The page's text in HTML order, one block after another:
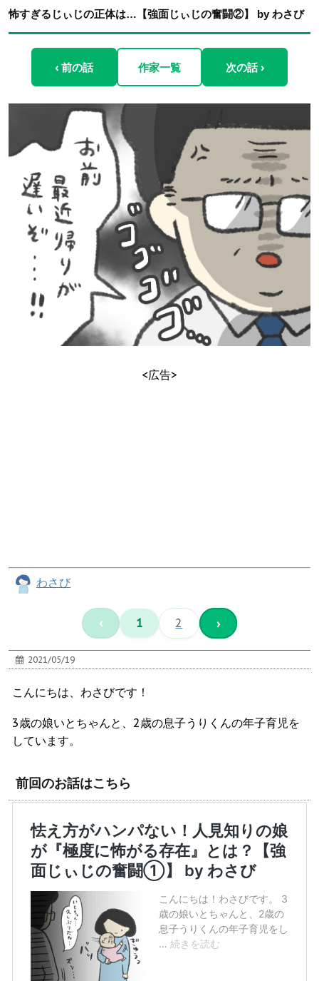
怖すぎるじぃじの正体は…【強面じぃじの奮闘②】 by わさび
‹ 前の話 作家一覧 次の話 ›
<広告>
わさび
‹ 1 2 ›
2021/05/19
こんにちは、わさびです！
3歳の娘いとちゃんと、2歳の息子うりくんの年子育児を
しています。
前回のお話はこちら